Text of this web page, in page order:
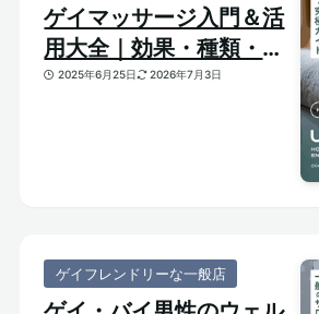
ゲイマッサージ入門＆活
用大全｜効果・種類・選
び方がわかる体験ガイド
2025年6月25日 2026年7月3日
ゲイフレンドリーな一般店